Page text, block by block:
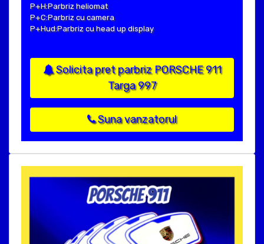
P+H:Parbriz heliomat
P+C:Parbriz cu camera
P+Hud:Parbriz cu head up display
Solicita pret parbriz PORSCHE 911
Targa 997
Suna vanzatorul